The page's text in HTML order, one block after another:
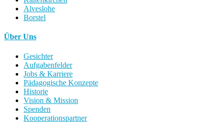
Alveslohe
Borstel
Über Uns
Gesichter
Aufgabenfelder
Jobs & Karriere
Pädagogische Konzepte
Historie
Vision & Mission
Spenden
Kooperationspartner